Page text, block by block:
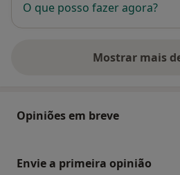
O que posso fazer agora?
Mostrar mais
Opiniões em breve
Envie a primeira opinião